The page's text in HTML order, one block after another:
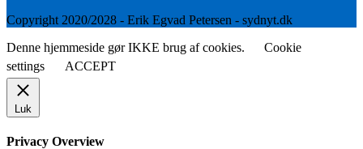
Copyright 2020/2028 - Erik Egvad Petersen - sydnyt.dk
Denne hjemmeside gør IKKE brug af cookies.
Cookie
settings
ACCEPT
Luk
Privacy Overview